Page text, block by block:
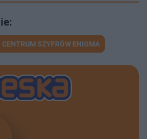
CENTRUM SZYFRÓW ENIGMA